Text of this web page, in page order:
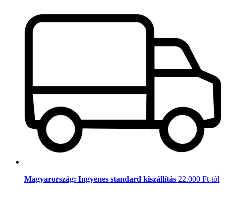
Magyarország: Ingyenes standard kiszállítás 22.000 Ft-tól